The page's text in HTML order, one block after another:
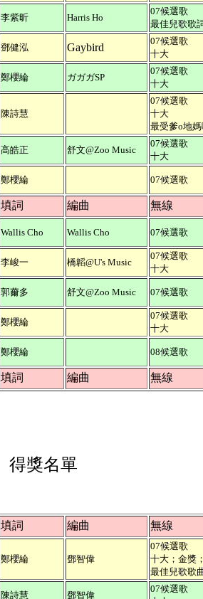
李紫昕 Harris Ho
07候選歌
最佳兒歌歌
鄧健泓 Gaybird
07候選歌
十大
鄭櫻綸 ガガガSP
07候選歌
十大
陳詩慧
07候選歌
十大
最受爹o地
高皓正 舒文@Zoo Music
07候選歌
十大
鄭櫻綸 07候選歌
填詞 編曲 無線
Wallis Cho Wallis Cho 07候選歌
李峻一 橋韜@U's Music
07候選歌
十大
郭薾多 舒文@Zoo Music 07候選歌
鄭櫻綸
07候選歌
十大
鄭櫻綸 08候選歌
填詞 編曲 無線
得獎名單
填詞 編曲 無線
鄭櫻綸 鄧智偉
07候選歌
十大；金獎
最佳兒歌歌
陳詩慧 鄧智偉
07候選歌